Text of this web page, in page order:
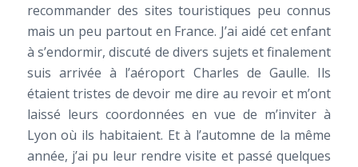
recommander des sites touristiques peu connus
mais un peu partout en France. J’ai aidé cet enfant
à s’endormir, discuté de divers sujets et finalement
suis arrivée à l’aéroport Charles de Gaulle. Ils
étaient tristes de devoir me dire au revoir et m’ont
laissé leurs coordonnées en vue de m’inviter à
Lyon où ils habitaient. Et à l’automne de la même
année, j’ai pu leur rendre visite et passé quelques